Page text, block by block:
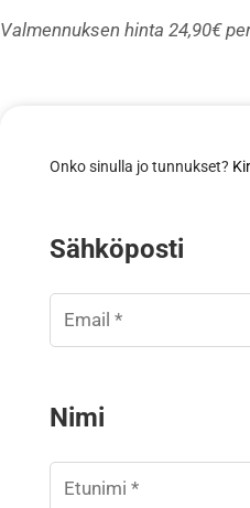
Valmennuksen hinta 24,90€
Onko sinulla jo tunnukset?
Sähköposti
Nimi